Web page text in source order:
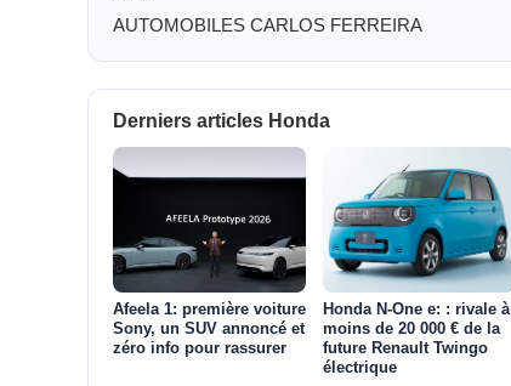
AUTOMOBILES CARLOS FERREIRA
Derniers articles Honda
Afeela 1: première voiture
Sony, un SUV annoncé et
zéro info pour rassurer
Honda N-One e: : rivale à
moins de 20 000 € de la
future Renault Twingo
électrique